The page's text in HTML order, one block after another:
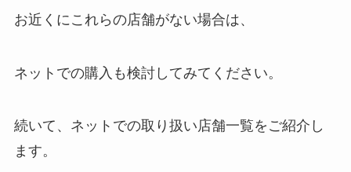
お近くにこれらの店舗がない場合は、
ネットでの購入も検討してみてください。
続いて、ネットでの取り扱い店舗一覧をご紹介し
ます。